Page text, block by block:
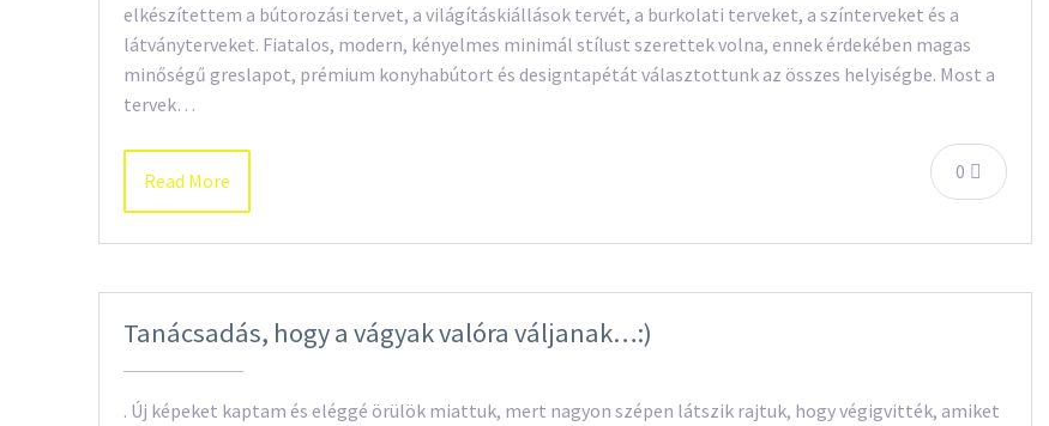
elkészítettem a bútorozási tervet, a világításkiállások tervét, a burkolati terveket, a színterveket és a
látványterveket. Fiatalos, modern, kényelmes minimál stílust szerettek volna, ennek érdekében magas
minőségű greslapot, prémium konyhabútort és designtapétát választottunk az összes helyiségbe. Most a
tervek…
0
Read More
Tanácsadás, hogy a vágyak valóra váljanak…:)
. Új képeket kaptam és eléggé örülök miattuk, mert nagyon szépen látszik rajtuk, hogy végigvitték, amiket